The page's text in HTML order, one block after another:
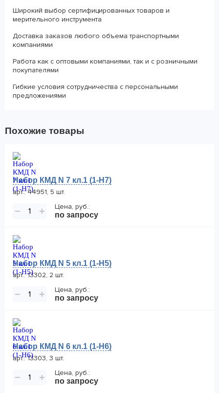
Широкий выбор сертифицированных товаров и
мерительного инструмента
Доставка заказов любого объема транспортными
компаниями
Работа как с оптовыми компаниями, так и с розничными
покупателями
Гибкие условия сотрудничества с персональными
предложениями
Похожие товары
Набор КМД N 7 кл.1 (1-Н7)
арт.: 44951, 5 шт.
− +
Цена, руб.:
по запросу
Набор КМД N 5 кл.1 (1-Н5)
арт.: 13302, 2 шт.
− +
Цена, руб.:
по запросу
Набор КМД N 6 кл.1 (1-Н6)
арт.: 13303, 3 шт.
− +
Цена, руб.:
по запросу